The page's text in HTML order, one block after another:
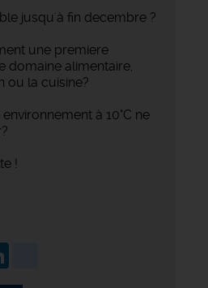
jusqu'à fin decembre ?
une premiere
domaine alimentaire,
ou la cuisine?
à 10°C ne
!